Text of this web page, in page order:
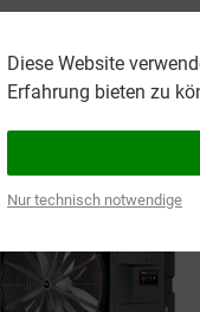
3.213,00 €
MwSt. und inkl.
nicht verfügbar
Diese Website
Erfahrung bieten zu
Nur technisch notwendige